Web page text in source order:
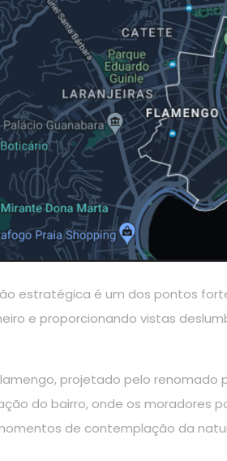
estratégica é um dos pontos
e proporcionando vistas
projetado pelo renomado
do bairro, onde os moradores
de contemplação da